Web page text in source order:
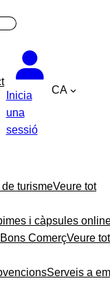
Inicia
una
sessió
CA
turismeVeure tot
i càpsules
Bons ComerçVeure tot
Serveis a